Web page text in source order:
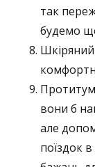
так
будемо
вони б
але
поїздок